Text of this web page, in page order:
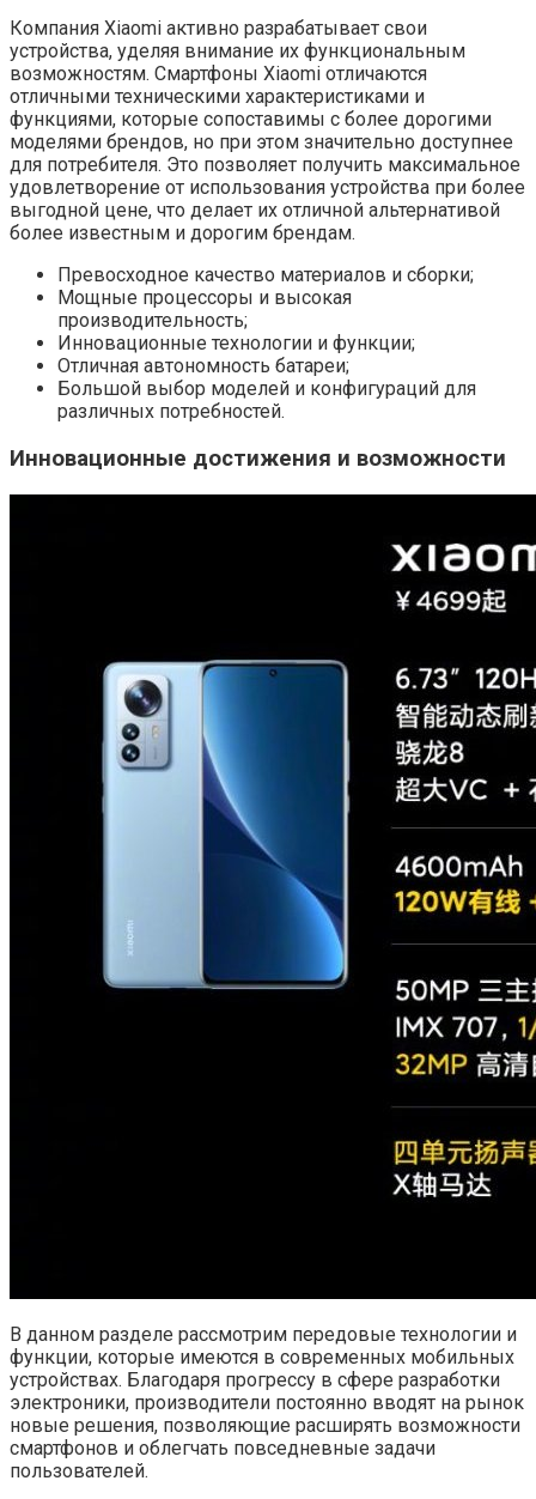
Компания Xiaomi активно разрабатывает свои
устройства, уделяя внимание их функциональным
возможностям. Смартфоны Xiaomi отличаются
отличными техническими характеристиками и
функциями, которые сопоставимы с более дорогими
моделями брендов, но при этом значительно доступнее
для потребителя. Это позволяет получить максимальное
удовлетворение от использования устройства при более
выгодной цене, что делает их отличной альтернативой
более известным и дорогим брендам.
Превосходное качество материалов и сборки;
Мощные процессоры и высокая
производительность;
Инновационные технологии и функции;
Отличная автономность батареи;
Большой выбор моделей и конфигураций для
различных потребностей.
Инновационные достижения и возможности
В данном разделе рассмотрим передовые технологии и
функции, которые имеются в современных мобильных
устройствах. Благодаря прогрессу в сфере разработки
электроники, производители постоянно вводят на рынок
новые решения, позволяющие расширять возможности
смартфонов и облегчать повседневные задачи
пользователей.